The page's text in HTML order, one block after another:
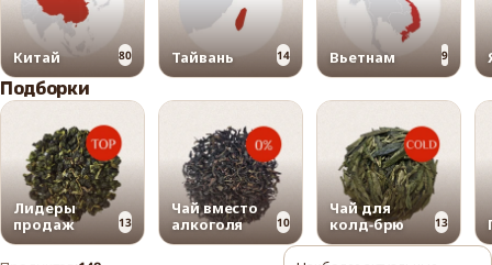
Китай 80 Тайвань 14 Вьетнам 9
Подборки
Лидеры
продаж
13
Чай вместо
алкоголя
10
Чай для
колд-брю
13